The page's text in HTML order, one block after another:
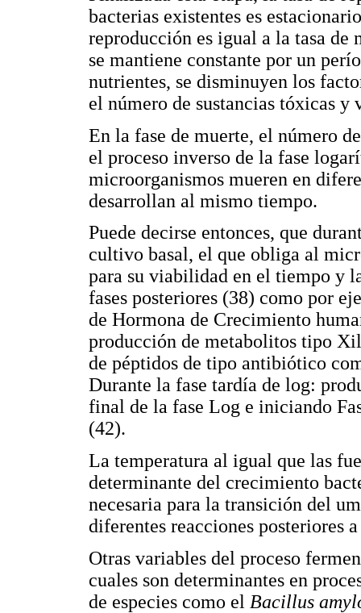
bacterias existentes es
reproducción es igual a la tasa de
se mantiene constante por un
nutrientes, se disminuyen los
el número de sustancias tóxicas
En la fase de muerte, el número
el proceso inverso de la fase
microorganismos mueren en
desarrollan al mismo tiempo.
Puede decirse entonces, que
cultivo basal, el que obliga al
para su viabilidad en el tiempo y
fases posteriores (38) como por
de Hormona de Crecimiento
producción de metabolitos tipo
de péptidos de tipo antibiótico
Durante la fase tardía de log:
final de la fase Log e iniciando
(42).
La temperatura al igual que las
determinante del crecimiento
necesaria para la transición del
diferentes reacciones posteriores
Otras variables del proceso
cuales son determinantes en
de especies como el Bacillus